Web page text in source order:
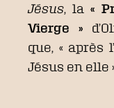
Jésus , la«
Vierge »
que, « après
Jésus en elle